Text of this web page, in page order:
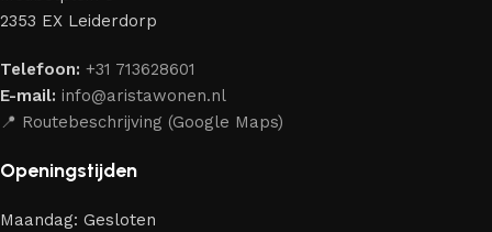
bewijzen. Al onze leveranciers garanderen meubels van
jarenlang kunt genieten van jouw interieur.
2353 EX Leiderdorp
Telefoon: +31 713628601
E-mail: info@aristawonen.nl
📍 Routebeschrijving (Google Maps)
Openingstijden
Maandag: Gesloten